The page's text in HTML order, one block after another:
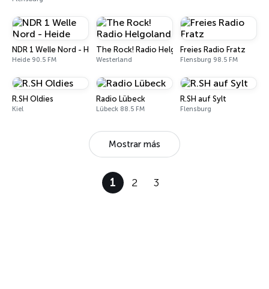
NDR 1 Welle Nord - Heide
Heide 90.5 FM
The Rock! Radio Helgoland
Westerland
Freies Radio Fratz
Flensburg 98.5 FM
R.SH Oldies
Kiel
Radio Lübeck
Lübeck 88.5 FM
R.SH auf Sylt
Flensburg
Mostrar más
1 2 3